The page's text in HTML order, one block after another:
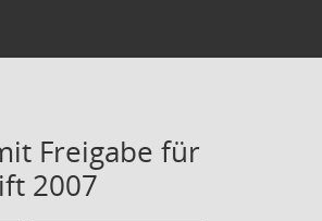
Freigabe für
2007